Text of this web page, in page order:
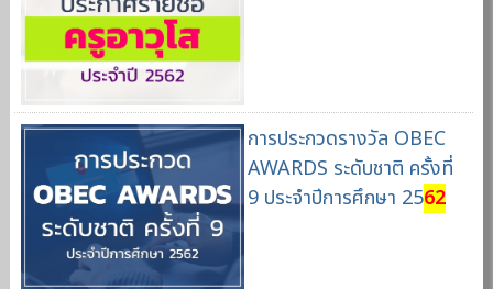
การประกวดรางวัล OBEC
AWARDS ระดับชาติ ครั้งที่
9 ประจำปีการศึกษา 2562